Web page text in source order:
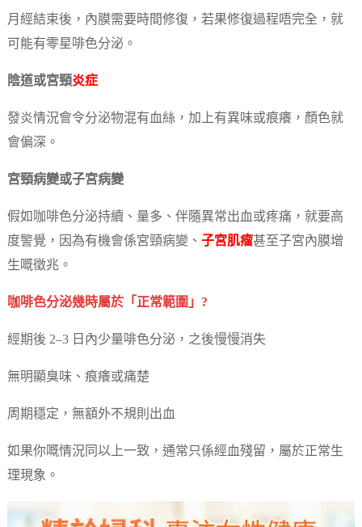
月經結束後，內膜需要時間修復，若果修復過程唔完全，就
可能有零星啡色分泌。
陰道或宮頸炎症
發炎情況會令分泌物混有血絲，加上有異味或痕癢，顏色就
會偏深。
宮頸病變或子宮病變
假如咖啡色分泌持續、量多、伴隨異常出血或疼痛，就要高
度警覺，因為有機會係宮頸病變、 子宮肌瘤甚至子宮內膜增
生嘅徵兆。
咖啡色分泌幾時屬於「正常範圍」?
經期後 2–3 日內少量啡色分泌，之後慢慢消失
無明顯臭味、痕癢或痛楚
周期穩定，無額外不規則出血
如果你嘅情況同以上一致，通常只係經血殘留，屬於正常生
理現象。